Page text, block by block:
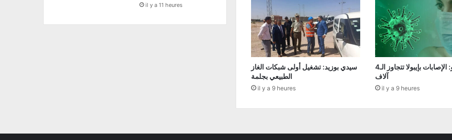
سيدي بوزيد: تشغيل أولى شبكات الغاز
الطبيعي بجلمة
il y a 9 heures
الكونغو: الإصابات بإيبولا تتجاوز الـ4
آلاف
il y a 9 heures
il y a 11 heures